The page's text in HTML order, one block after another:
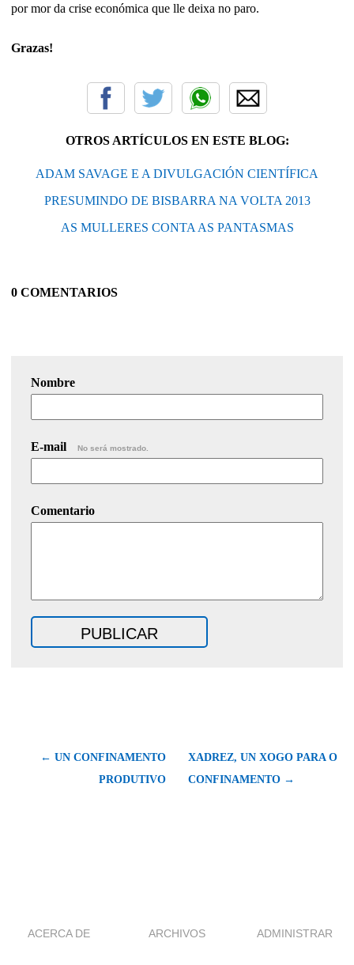
por mor da crise económica que lle deixa no paro.
Grazas!
OTROS ARTÍCULOS EN ESTE BLOG:
ADAM SAVAGE E A DIVULGACIÓN CIENTÍFICA
PRESUMINDO DE BISBARRA NA VOLTA 2013
AS MULLERES CONTA AS PANTASMAS
0 COMENTARIOS
Nombre
E-mail No será mostrado.
Comentario
← UN CONFINAMENTO
PRODUTIVO
XADREZ, UN XOGO PARA O
CONFINAMENTO →
ACERCA DE ARCHIVOS ADMINISTRAR